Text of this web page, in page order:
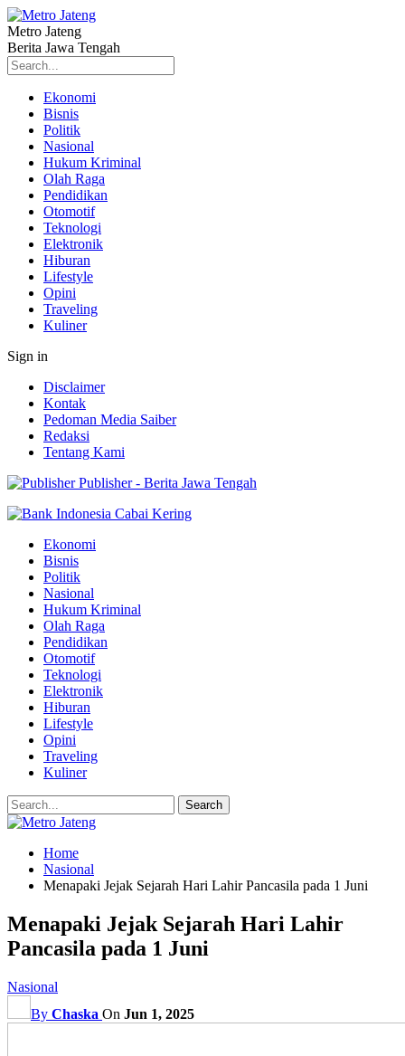
Metro Jateng
Berita Jawa Tengah
Ekonomi
Bisnis
Politik
Nasional
Hukum Kriminal
Olah Raga
Pendidikan
Otomotif
Teknologi
Elektronik
Hiburan
Lifestyle
Opini
Traveling
Kuliner
Sign in
Disclaimer
Kontak
Pedoman Media Saiber
Redaksi
Tentang Kami
Publisher - Berita Jawa Tengah
Ekonomi
Bisnis
Politik
Nasional
Hukum Kriminal
Olah Raga
Pendidikan
Otomotif
Teknologi
Elektronik
Hiburan
Lifestyle
Opini
Traveling
Kuliner
Home
Nasional
Menapaki Jejak Sejarah Hari Lahir Pancasila pada 1 Juni
Menapaki Jejak Sejarah Hari Lahir
Pancasila pada 1 Juni
Nasional
By Chaska On Jun 1, 2025